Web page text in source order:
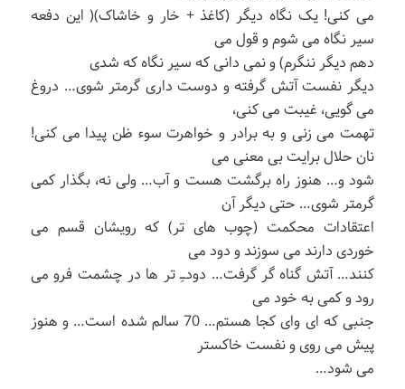
می کنی! یک نگاه دیگر (کاغذ + خار و خاشاک)( این دفعه
سیر نگاه می شوم و قول می
دهم دیگر ننگرم) و نمی دانی که سیر نگاه که شدی
دیگر نفست آتش گرفته و دوست داری گرمتر شوی… دروغ
می گویی، غیبت می کنی،
تهمت می زنی و به برادر و خواهرت سوء ظن پیدا می کنی!
نان حلال برایت بی معنی می
شود و… هنوز راه برگشت هست و آب… ولی نه، بگذار کمی
گرمتر شوی… حتی دیگر آن
اعتقادات محکمت (چوب های تر) که رویشان قسم می
خوردی دارند می سوزند و دود می
کنند… آتش گناه گر گرفت… دودــِـ تر ها در چشمت فرو می
رود و کمی به خود می
جنبی که ای وای کجا هستم… 70 سالم شده است… و هنوز
پیش می روی و نفست خاکستر
می شود…